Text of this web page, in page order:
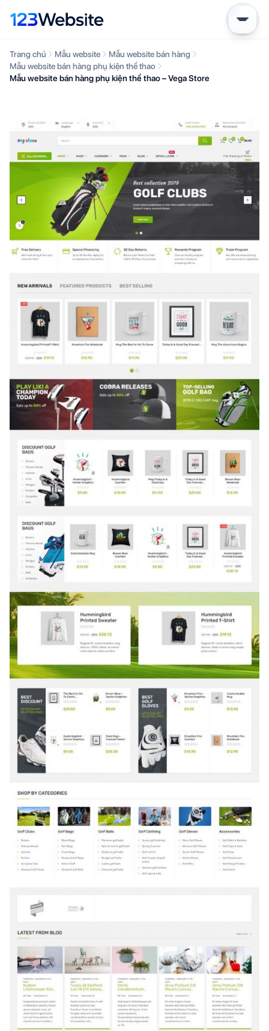
Trang chủ Mẫu website
Mẫu website bán hàng
Mẫu website bán hàng phụ kiện thể thao
Mẫu website bán hàng phụ kiện thể thao – Vega Store